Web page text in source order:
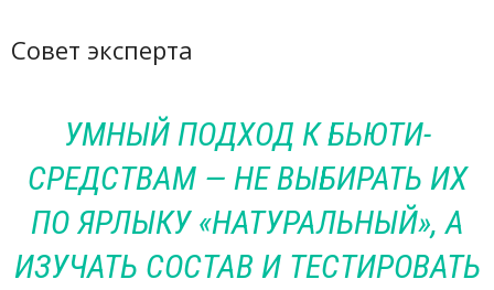
Совет эксперта
УМНЫЙ ПОДХОД К БЬЮТИ-
СРЕДСТВАМ — НЕ ВЫБИРАТЬ ИХ
ПО ЯРЛЫКУ «НАТУРАЛЬНЫЙ», А
ИЗУЧАТЬ СОСТАВ И ТЕСТИРОВАТЬ